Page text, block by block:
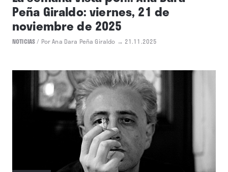
Peña Giraldo: viernes, 21 de
noviembre de 2025
NOTICIAS/ Por Ana Dara Peña Giraldo → 21.11.2025